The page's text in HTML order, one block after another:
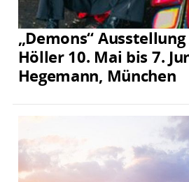
„Demons“
Höller 10. Mai bis 7.
Hegemann, München